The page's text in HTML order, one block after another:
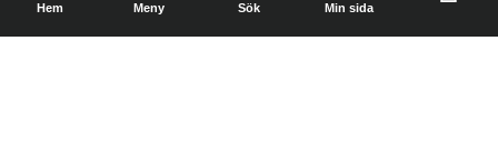
Hem Meny Sök Min sida